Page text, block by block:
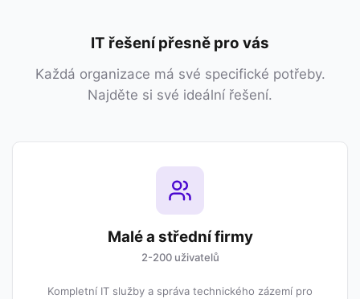
IT řešení přesně pro vás
Každá organizace má své specifické potřeby.
Najděte si své ideální řešení.
Malé a střední firmy
2-200 uživatelů
Kompletní IT služby a správa technického zázemí pro